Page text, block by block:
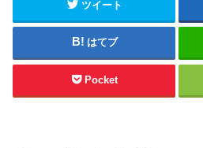
ツイート
はてブ
Pocket